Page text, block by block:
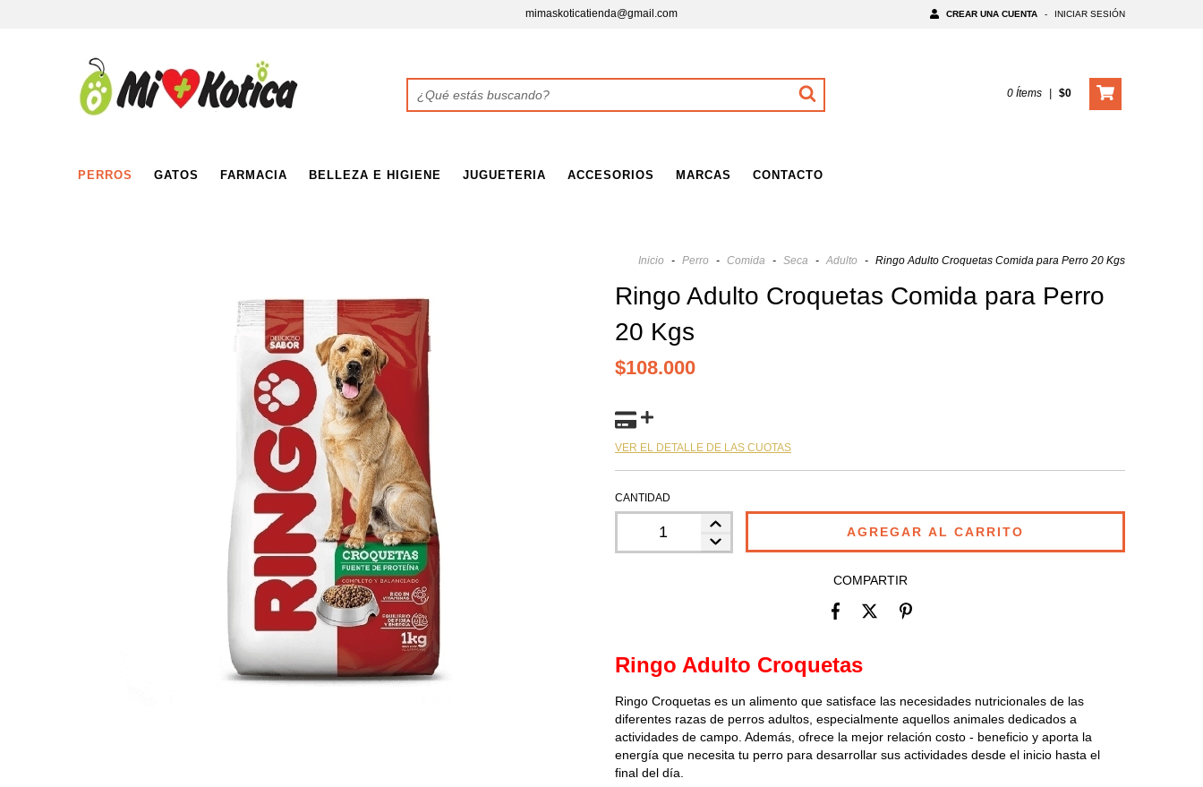
mimaskoticatienda@gmail.com CREAR UNA CUENTA - INICIAR SESIÓN
0Ítems | $0
PERROS GATOS FARMACIA BELLEZA E HIGIENE JUGUETERIA ACCESORIOS MARCAS CONTACTO
Inicio - Perro - Comida - Seca - Adulto - Ringo Adulto Croquetas Comida para Perro 20 Kgs
Ringo Adulto Croquetas Comida para Perro
20 Kgs
$108.000
VER EL DETALLE DE LAS CUOTAS
CANTIDAD
COMPARTIR
Ringo Adulto Croquetas
Ringo Croquetas es un alimento que satisface las necesidades nutricionales de las
diferentes razas de perros adultos, especialmente aquellos animales dedicados a
actividades de campo. Además, ofrece la mejor relación costo - beneficio y aporta la
energía que necesita tu perro para desarrollar sus actividades desde el inicio hasta el
final del día.